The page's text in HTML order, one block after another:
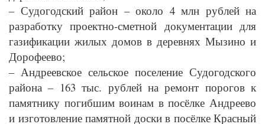
– Судогодский район – около 4 млн рублей на
разработку проектно-сметной документации для
газификации жилых домов в деревнях Мызино и
Дорофеево;
– Андреевское сельское поселение Судогодского
района – 163 тыс. рублей на ремонт порогов к
памятнику погибшим воинам в посёлке Андреево
и изготовление памятной доски в посёлке Красный